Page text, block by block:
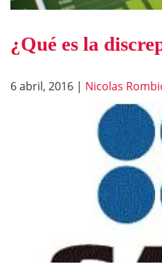
¿Qué es la
6 abril, 2016 | Nicolas